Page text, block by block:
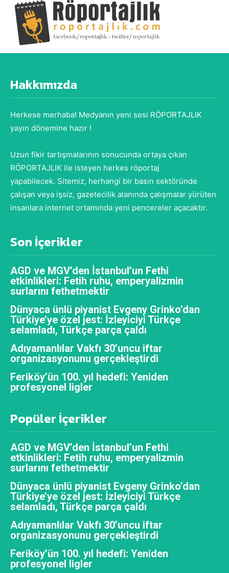
Hakkımızda
Herkese merhaba! Medyanın yeni sesi RÖPORTAJLIK
yayın dönemine hazır !
Uzun fikir tartışmalarının sonucunda ortaya çıkan
RÖPORTAJLIK ile isteyen herkes röportaj
yapabilecek. Sitemiz, herhangi bir basın sektöründe
çalışan veya işsiz, gazetecilik alanında çalışmalar yürüten
insanlara internet ortamında yeni pencereler açacaktır.
Son İçerikler
AGD ve MGV’den İstanbul’un Fethi
etkinlikleri: Fetih ruhu, emperyalizmin
surlarını fethetmektir
Dünyaca ünlü piyanist Evgeny Grinko’dan
Türkiye’ye özel jest: İzleyiciyi Türkçe
selamladı, Türkçe parça çaldı
Adıyamanlılar Vakfı 30’uncu iftar
organizasyonunu gerçekleştirdi
Feriköy’ün 100. yıl hedefi: Yeniden
profesyonel ligler
Popüler İçerikler
AGD ve MGV’den İstanbul’un Fethi
etkinlikleri: Fetih ruhu, emperyalizmin
surlarını fethetmektir
Dünyaca ünlü piyanist Evgeny Grinko’dan
Türkiye’ye özel jest: İzleyiciyi Türkçe
selamladı, Türkçe parça çaldı
Adıyamanlılar Vakfı 30’uncu iftar
organizasyonunu gerçekleştirdi
Feriköy’ün 100. yıl hedefi: Yeniden
profesyonel ligler